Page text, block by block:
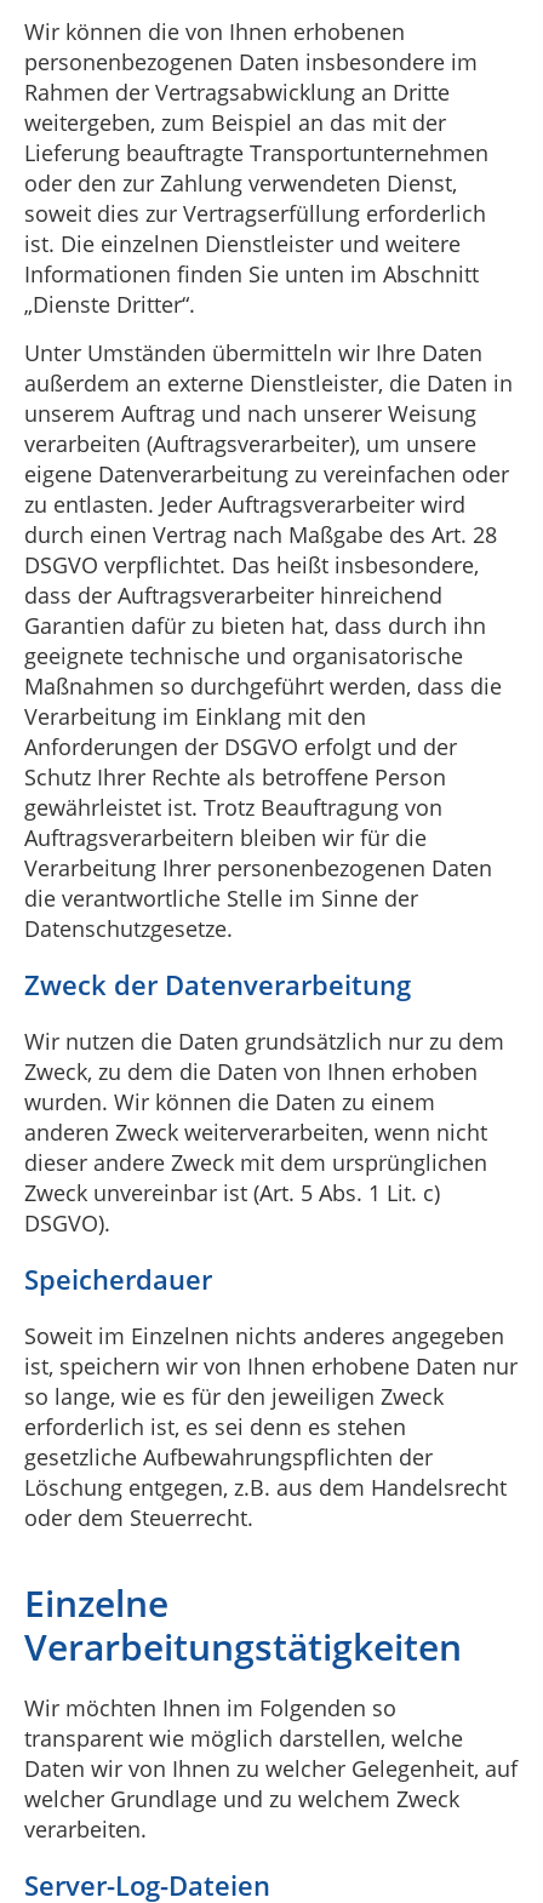
Wir können die von Ihnen erhobenen
personenbezogenen Daten insbesondere im
Rahmen der Vertragsabwicklung an Dritte
weitergeben, zum Beispiel an das mit der
Lieferung beauftragte Transportunternehmen
oder den zur Zahlung verwendeten Dienst,
soweit dies zur Vertragserfüllung erforderlich
ist. Die einzelnen Dienstleister und weitere
Informationen finden Sie unten im Abschnitt
„Dienste Dritter“.
Unter Umständen übermitteln wir Ihre Daten
außerdem an externe Dienstleister, die Daten in
unserem Auftrag und nach unserer Weisung
verarbeiten (Auftragsverarbeiter), um unsere
eigene Datenverarbeitung zu vereinfachen oder
zu entlasten. Jeder Auftragsverarbeiter wird
durch einen Vertrag nach Maßgabe des Art. 28
DSGVO verpflichtet. Das heißt insbesondere,
dass der Auftragsverarbeiter hinreichend
Garantien dafür zu bieten hat, dass durch ihn
geeignete technische und organisatorische
Maßnahmen so durchgeführt werden, dass die
Verarbeitung im Einklang mit den
Anforderungen der DSGVO erfolgt und der
Schutz Ihrer Rechte als betroffene Person
gewährleistet ist. Trotz Beauftragung von
Auftragsverarbeitern bleiben wir für die
Verarbeitung Ihrer personenbezogenen Daten
die verantwortliche Stelle im Sinne der
Datenschutzgesetze.
Zweck der Datenverarbeitung
Wir nutzen die Daten grundsätzlich nur zu dem
Zweck, zu dem die Daten von Ihnen erhoben
wurden. Wir können die Daten zu einem
anderen Zweck weiterverarbeiten, wenn nicht
dieser andere Zweck mit dem ursprünglichen
Zweck unvereinbar ist (Art. 5 Abs. 1 Lit. c)
DSGVO).
Speicherdauer
Soweit im Einzelnen nichts anderes angegeben
ist, speichern wir von Ihnen erhobene Daten nur
so lange, wie es für den jeweiligen Zweck
erforderlich ist, es sei denn es stehen
gesetzliche Aufbewahrungspflichten der
Löschung entgegen, z.B. aus dem Handelsrecht
oder dem Steuerrecht.
Einzelne
Verarbeitungstätigkeiten
Wir möchten Ihnen im Folgenden so
transparent wie möglich darstellen, welche
Daten wir von Ihnen zu welcher Gelegenheit, auf
welcher Grundlage und zu welchem Zweck
verarbeiten.
Server-Log-Dateien